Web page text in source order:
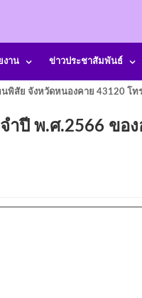
งาน ข่าวประชาสัมพันธ์
พิสัย จังหวัดหนองคาย 43120 โท
ปี พ.ศ.2566 ของ